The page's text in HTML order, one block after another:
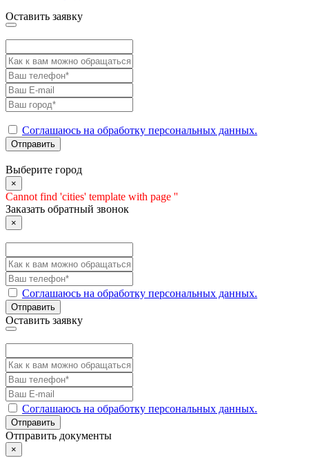
Оставить заявку
Соглашаюсь на обработку персональных данных.
Отправить
Выберите город
×
Cannot find 'cities' template with page ''
Заказать обратный звонок
×
Соглашаюсь на обработку персональных данных.
Отправить
Оставить заявку
Соглашаюсь на обработку персональных данных.
Отправить
Отправить документы
×